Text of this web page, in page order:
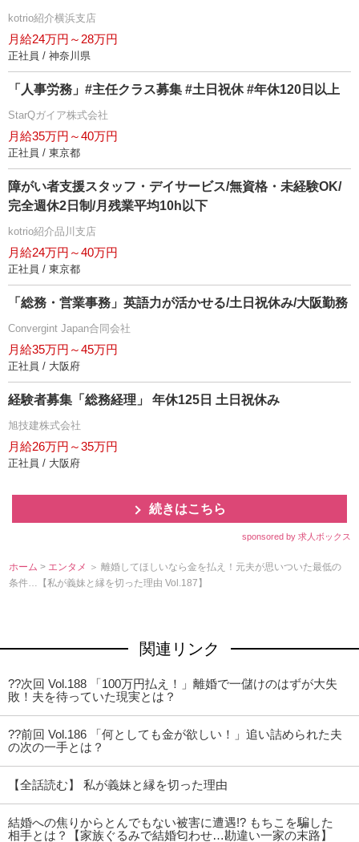
kotrio紹介横浜支店
月給24万円～28万円
正社員 / 神奈川県
「人事労務」#主任クラス募集 #土日祝休 #年休120日以上
StarQガイア株式会社
月給35万円～40万円
正社員 / 東京都
障がい者支援スタッフ・デイサービス/無資格・未経験OK/
完全週休2日制/月残業平均10h以下
kotrio紹介品川支店
月給24万円～40万円
正社員 / 東京都
「総務・営業事務」英語力が活かせる/土日祝休み/大阪勤務
Convergint Japan合同会社
月給35万円～45万円
正社員 / 大阪府
経験者募集「総務経理」 年休125日 土日祝休み
旭技建株式会社
月給26万円～35万円
正社員 / 大阪府
続きはこちら
sponsored by 求人ボックス
ホーム > エンタメ ＞ 離婚してほしいなら金を払え！元夫が思いついた最低の
条件…【私が義妹と縁を切った理由 Vol.187】
関連リンク
??次回 Vol.188 「100万円払え！」離婚で一儲けのはずが大失
敗！夫を待っていた現実とは？
??前回 Vol.186 「何としても金が欲しい！」追い詰められた夫
の次の一手とは？
【全話読む】 私が義妹と縁を切った理由
結婚への焦りからとんでもない被害に遭遇!? もちこを騙した
相手とは？【家族ぐるみで結婚匂わせ…勘違い一家の末路】